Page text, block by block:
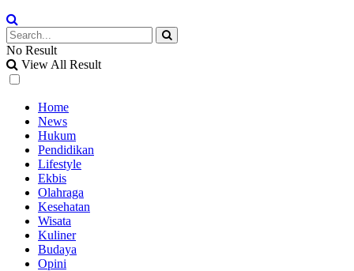
No Result
View All Result
Home
News
Hukum
Pendidikan
Lifestyle
Ekbis
Olahraga
Kesehatan
Wisata
Kuliner
Budaya
Opini